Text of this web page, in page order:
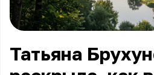
Татьяна